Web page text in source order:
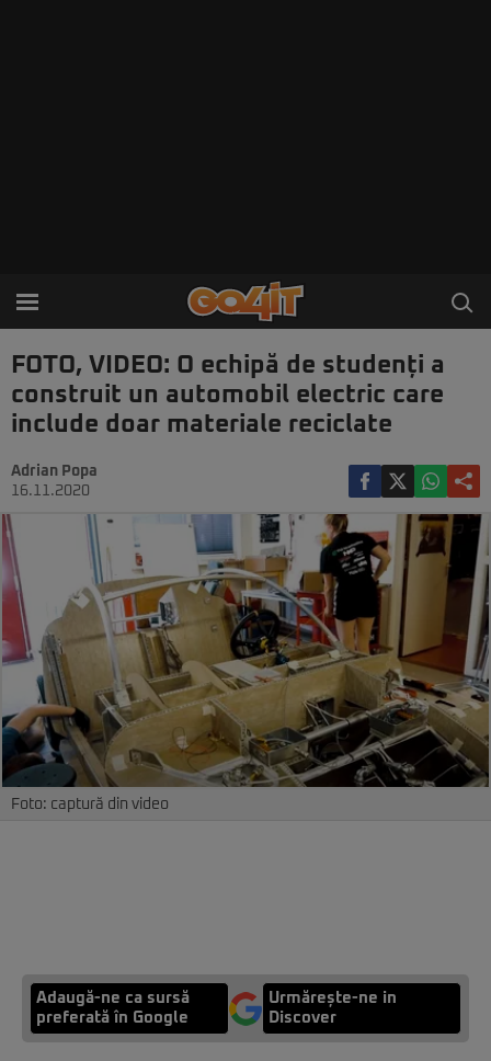
FOTO, VIDEO: O echipă de studenți a
construit un automobil electric care
include doar materiale reciclate
Adrian Popa
16.11.2020
Foto: captură din video
Adaugă-ne ca sursă
preferată în Google
Urmărește-ne in
Discover